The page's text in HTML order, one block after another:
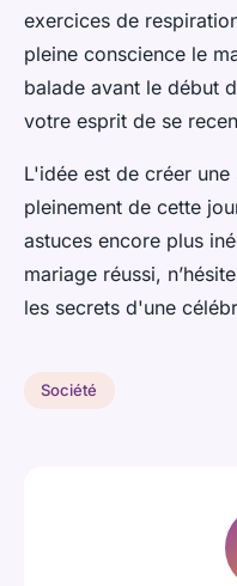
exercices de
pleine conscience le
balade avant le début
votre esprit de se
L'idée est de créer
pleinement de cette
astuces encore plus
mariage réussi,
les secrets d'une
Société